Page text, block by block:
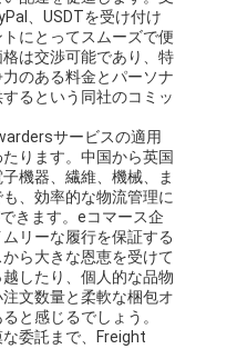
、USDTを受け付け
にとってスムーズで便
は交渉可能であり、特
のある料金とパーソナ
るという同社のコミッ
サービスの適用
ります。中国から英国
機器、繊維、機械、ま
、効率的な物流管理に
きます。eコマース企
リーな履行を保証する
ら大きな恩恵を受けて
したり、個人的な品物
文数量と柔軟な梱包オ
と感じるでしょう。
委託まで、Freight